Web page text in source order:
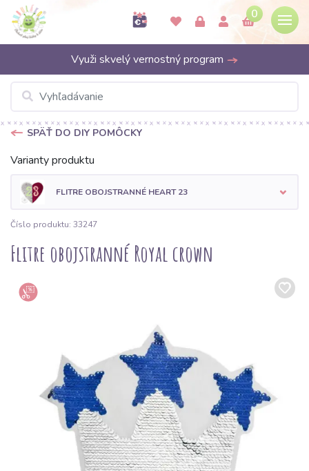
0
Využi skvelý vernostný program
SPÄŤ DO DIY POMÔCKY
Varianty produktu
FLITRE OBOJSTRANNÉ HEART 23
Číslo produktu: 33247
Flitre obojstranné Royal crown